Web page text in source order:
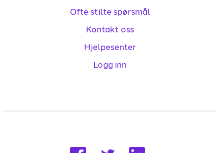
Ofte stilte spørsmål
Kontakt oss
Hjelpesenter
Logg inn